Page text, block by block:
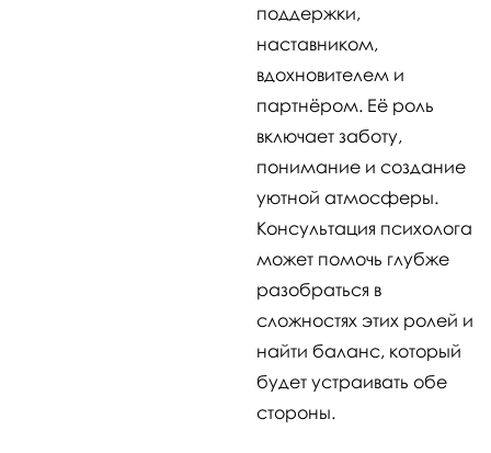
поддержки,
наставником,
вдохновителем и
партнёром. Её роль
включает заботу,
понимание и создание
уютной атмосферы.
Консультация психолога
может помочь глубже
разобраться в
сложностях этих ролей и
найти баланс, который
будет устраивать обе
стороны.